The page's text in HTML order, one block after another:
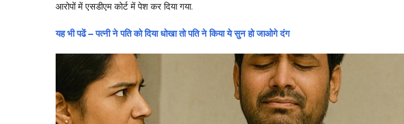
आरोपों में एसडीएम कोर्ट में पेश कर दिया गया.
यह भी पढें – पत्नी ने पति को दिया धोखा तो पति ने किया ये सुन हो जाओगे दंग